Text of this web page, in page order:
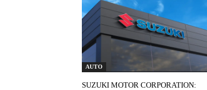
AUTO
SUZUKI MOTOR CORPORATION: